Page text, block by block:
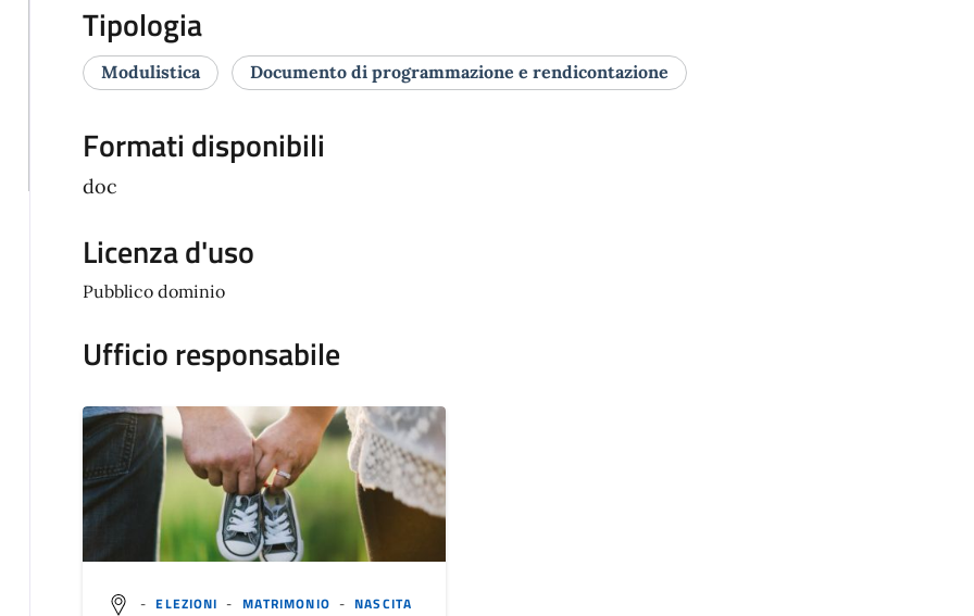
Tipologia
Modulistica Documento di programmazione e rendicontazione
Formati disponibili
doc
Licenza d'uso
Pubblico dominio
Ufficio responsabile
- ELEZIONI - MATRIMONIO -NASCITA